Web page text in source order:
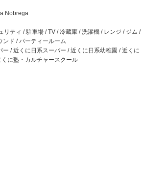
Nobrega
リティ / 駐車場 / TV / 冷蔵庫 / 洗濯機 / レンジ / ジム /
ンド / パーティールーム
ー / 近くに日系スーパー / 近くに日系幼稚園 / 近くに
くに塾・カルチャースクール